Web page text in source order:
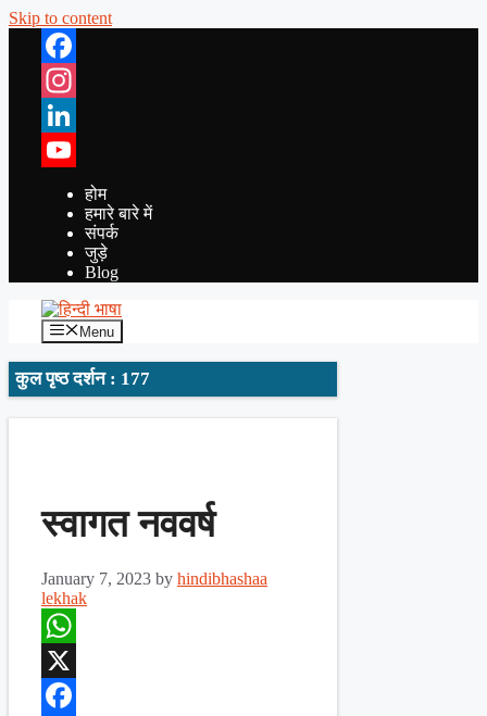
Skip to content
Facebook
Instagram
LinkedIn
YouTube
होम
हमारे बारे में
संपर्क
जुड़े
Blog
Menu
कुल पृष्ठ दर्शन : 177
स्वागत नववर्ष
January 7, 2023 by hindibhashaa
lekhak
WhatsApp
X